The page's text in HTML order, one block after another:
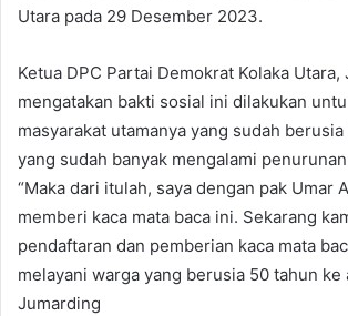
Utara pada 29 Desember 2023.
Ketua DPC Partai Demokrat Kolaka Utara,
mengatakan bakti sosial ini dilakukan
masyarakat utamanya yang sudah
yang sudah banyak mengalami
“Maka dari itulah, saya dengan pak Umar
memberi kaca mata baca ini. Sekarang
pendaftaran dan pemberian kaca mata
melayani warga yang berusia 50 tahun ke
Jumarding